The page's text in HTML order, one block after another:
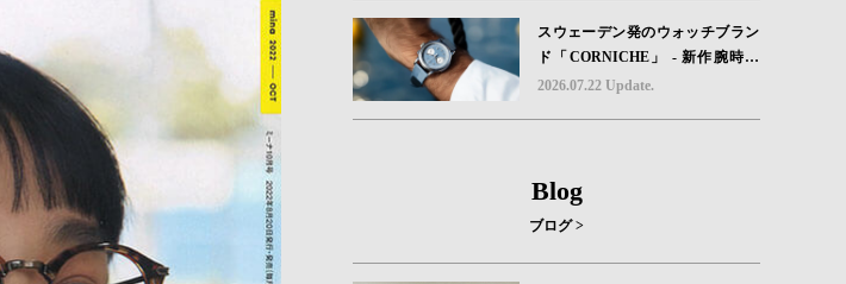
スウェーデン発のウォッチブラン
ド「CORNICHE」 - 新作腕時計
地中海の夏を映す、爽やかなブル
2026.07.22 Update.
Blog
ブログ >